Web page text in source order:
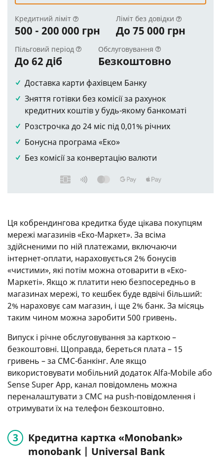
Кредитний ліміт
500 - 200 000 грн
Ліміт без довідки
До 75 000 грн
Пільговий період
До 62 діб
Обслуговування
Безкоштовно
Доставка карти фахівцем Банку
Зняття готівки без комісії за рахунок
кредитних коштів у будь-якому банкоматі
Розстрочка до 24 міс під 0,01% річних
Бонусна програма «Еко»
Без комісії за конвертацію валюти
Ця кобрендингова кредитка буде цікава покупцям
мережі магазинів «Еко-Маркет». За всіма
здійсненими по ній платежами, включаючи
інтернет-оплати, нараховується 2% бонусів
«чистими», які потім можна отоварити в «Еко-
Маркеті». Якщо ж платити нею безпосередньо в
магазинах мережі, то кешбек буде вдвічі більший:
2% нараховує сам магазин, і ще 2% банк. За місяць
таким чином можна заробити 500 гривень.
Випуск і річне обслуговування за карткою –
безкоштовні. Щоправда, береться плата – 15
гривень – за СМС-банкінг. Але якщо
використовувати мобільний додаток Alfa-Mobile або
Sense Super App, канал повідомлень можна
переналаштувати з СМС на push-повідомлення і
отримувати їх на телефон безкоштовно.
Кредитна картка «Monobank»
monobank | Universal Bank